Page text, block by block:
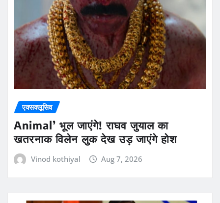
एक्सक्लूसिव
Animal’ भूल जाएंगे! राघव जुयाल का
खतरनाक विलेन लुक देख उड़ जाएंगे होश
Vinod kothiyal Aug 7, 2026